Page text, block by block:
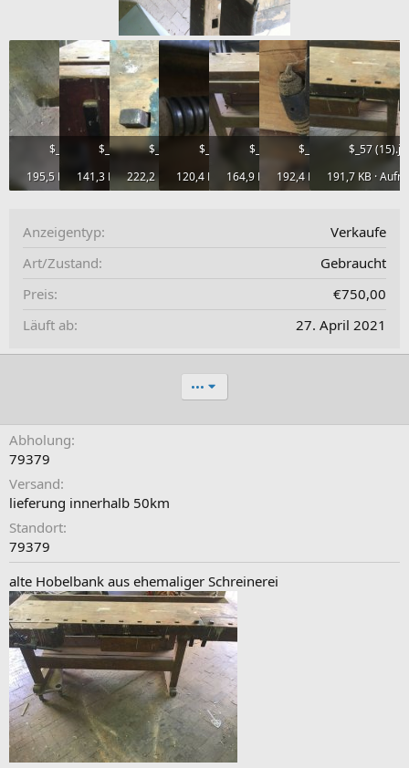
$_57 (16).jpeg
195,5 KB · Aufrufe: 710
$_57 (10).jpeg
141,3 KB · Aufrufe: 322
$_57 (11).jpeg
222,2 KB · Aufrufe: 327
$_57 (12).jpeg
120,4 KB · Aufrufe: 320
$_57 (13).jpeg
164,9 KB · Aufrufe: 333
$_57 (14).jpeg
192,4 KB · Aufrufe: 330
$_57
191,7 KB ·
Anzeigentyp
Verkaufe
Art/Zustand
Gebraucht
Preis
€750,00
Läuft ab
27. April 2021
•••
Abholung
79379
Versand
lieferung innerhalb 50km
Standort
79379
alte Hobelbank aus ehemaliger Schreinerei